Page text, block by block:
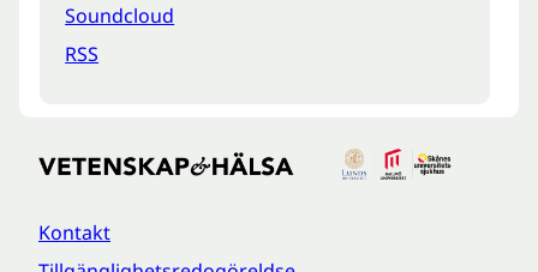
Soundcloud
RSS
Kontakt